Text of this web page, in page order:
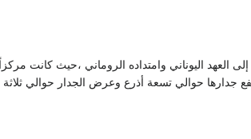
العهد اليوناني وامتداده الروماني ،حيث كانت